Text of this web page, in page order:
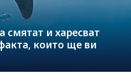
смятат и харесват
които ще ви